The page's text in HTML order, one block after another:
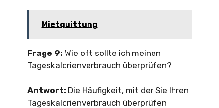
Mietquittung
Frage 9: Wie oft sollte ich meinen
Tageskalorienverbrauch überprüfen?
Antwort: Die Häufigkeit, mit der Sie Ihren
Tageskalorienverbrauch überprüfen